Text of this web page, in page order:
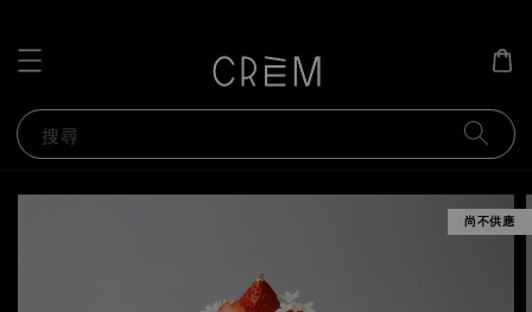
搜尋
尚不供應